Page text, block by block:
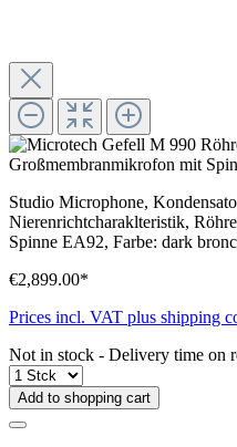
Studio Microphone,
Nierenrichtcharaklteristik,
Spinne EA92, Farbe: dark
€2,899.00*
Prices incl. VAT plus shipping
Not in stock - Delivery time on
Add to shopping cart